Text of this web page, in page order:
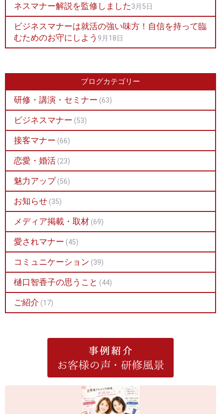
ネスマナー解説を監修しました3月5日
ビジネスマナーは就活の強い味方！自信を持って臨
むためのお守にしよう 9月18日
ブログカテゴリー
研修・講演・セミナー (63)
ビジネスマナー (53)
接客マナー (66)
恋愛・婚活 (23)
魅力アップ (56)
お知らせ (35)
メディア掲載・取材 (69)
愛されマナー (45)
コミュニケーション (39)
樋口智香子の思うこと (44)
ご紹介 (17)